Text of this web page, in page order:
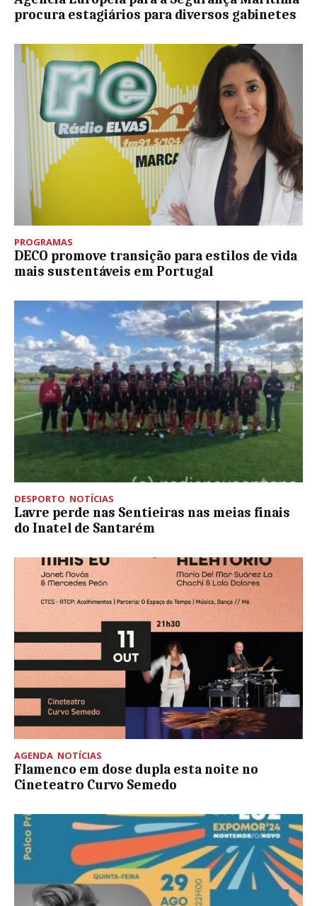
procura estagiários para diversos gabinetes
PROGRAMAS
DECO promove transição para estilos de vida
mais sustentáveis em Portugal
DESPORTO, NOTÍCIAS
Lavre perde nas Sentieiras nas meias finais
do Inatel de Santarém
AGENDA, NOTÍCIAS
Flamenco em dose dupla esta noite no
Cineteatro Curvo Semedo